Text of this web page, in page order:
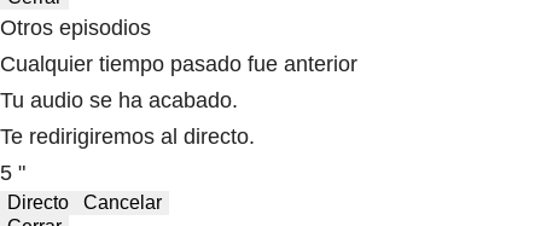
Otros episodios
Cualquier tiempo pasado fue anterior
Tu audio se ha acabado.
Te redirigiremos al directo.
5 "
Directo
Cancelar